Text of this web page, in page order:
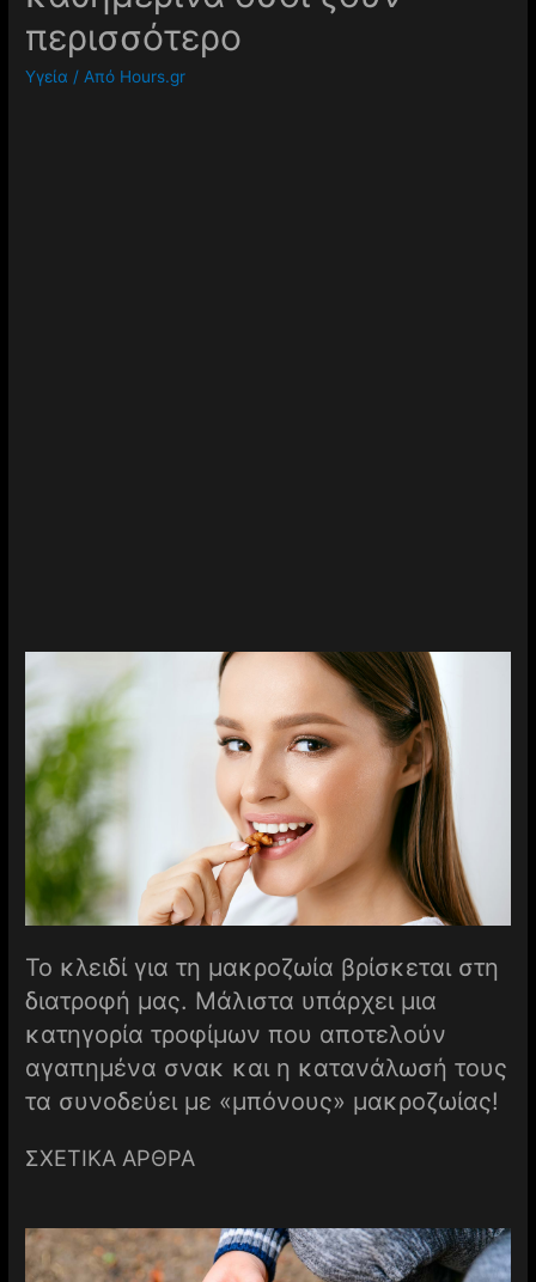
περισσότερο
Υγεία / Από Hours.gr
Το κλειδί για τη μακροζωία βρίσκεται στη
διατροφή μας. Μάλιστα υπάρχει μια
κατηγορία τροφίμων που αποτελούν
αγαπημένα σνακ και η κατανάλωσή τους
τα συνοδεύει με «μπόνους» μακροζωίας!
ΣΧΕΤΙΚΑ ΑΡΘΡΑ